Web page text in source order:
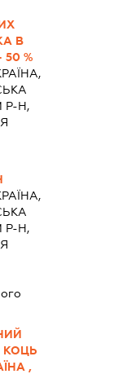
В
%
Р-Н,
Р-Н,
КОЦЬ
,